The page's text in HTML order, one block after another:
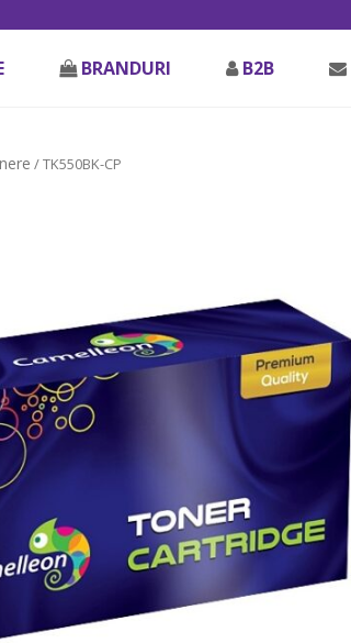
BRANDURI B2B
/ TK550BK-CP